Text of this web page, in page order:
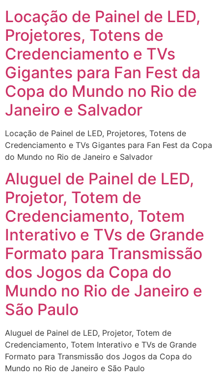
Locação de Painel de LED,
Projetores, Totens de
Credenciamento e TVs
Gigantes para Fan Fest da
Copa do Mundo no Rio de
Janeiro e Salvador
Locação de Painel de LED, Projetores, Totens de
Credenciamento e TVs Gigantes para Fan Fest da Copa
do Mundo no Rio de Janeiro e Salvador
Aluguel de Painel de LED,
Projetor, Totem de
Credenciamento, Totem
Interativo e TVs de Grande
Formato para Transmissão
dos Jogos da Copa do
Mundo no Rio de Janeiro e
São Paulo
Aluguel de Painel de LED, Projetor, Totem de
Credenciamento, Totem Interativo e TVs de Grande
Formato para Transmissão dos Jogos da Copa do
Mundo no Rio de Janeiro e São Paulo